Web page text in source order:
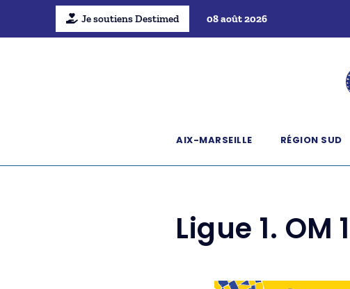
Je soutiens Destimed 08 août 2026
AIX-MARSEILLE RÉGION SUD
Ligue 1.